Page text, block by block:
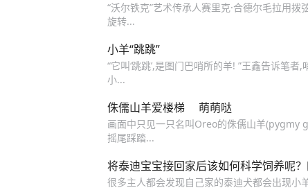
“沃尔铁克”艺术传承人赛里克·合德尔毛拉用
旋转...
小羊“跳跳”
“它叫‘跳跳’,是图门巴哨所的羊! ”王鑫告诉笔
小...
侏儒山羊爱楼梯 萌萌哒
画面中只见一只名叫Oreo的侏儒山羊(pygmy
摇尾踩踏...
将泰迪宝宝接回家后该如何科学饲养呢
很多主人都会发现自己家的泰迪犬都会出现小